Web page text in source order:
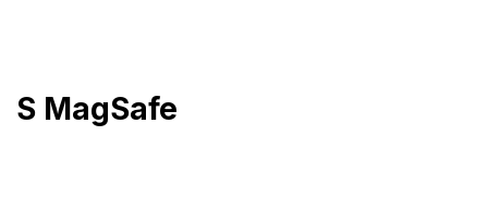
S MagSafe